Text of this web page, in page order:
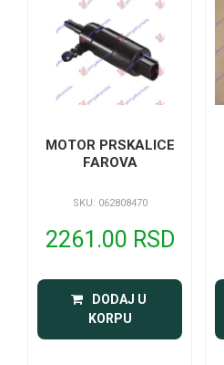
MOTOR PRSKALICE
FAROVA
SKU: 062808470
2261.00 RSD
DODAJ U
KORPU